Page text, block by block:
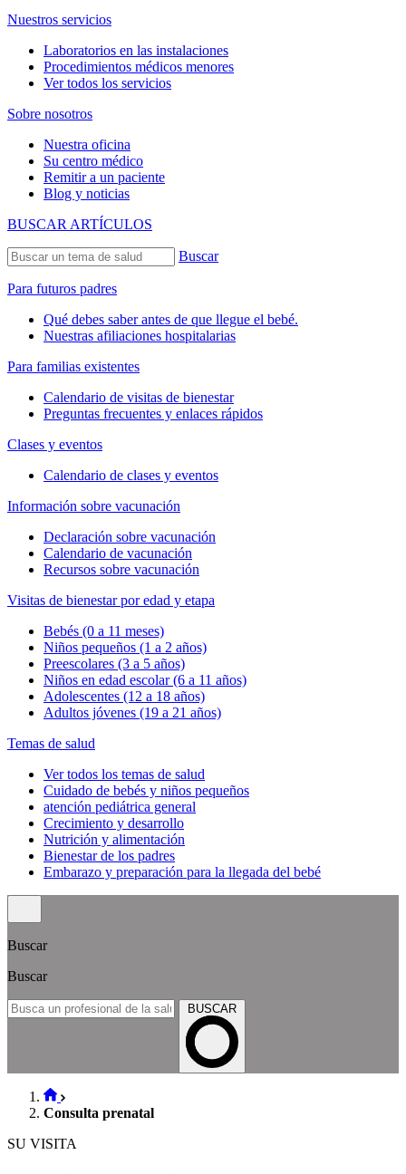
Nuestros servicios
Laboratorios en las instalaciones
Procedimientos médicos menores
Ver todos los servicios
Sobre nosotros
Nuestra oficina
Su centro médico
Remitir a un paciente
Blog y noticias
BUSCAR ARTÍCULOS
Buscar
Para futuros padres
Qué debes saber antes de que llegue el bebé.
Nuestras afiliaciones hospitalarias
Para familias existentes
Calendario de visitas de bienestar
Preguntas frecuentes y enlaces rápidos
Clases y eventos
Calendario de clases y eventos
Información sobre vacunación
Declaración sobre vacunación
Calendario de vacunación
Recursos sobre vacunación
Visitas de bienestar por edad y etapa
Bebés (0 a 11 meses)
Niños pequeños (1 a 2 años)
Preescolares (3 a 5 años)
Niños en edad escolar (6 a 11 años)
Adolescentes (12 a 18 años)
Adultos jóvenes (19 a 21 años)
Temas de salud
Ver todos los temas de salud
Cuidado de bebés y niños pequeños
atención pediátrica general
Crecimiento y desarrollo
Nutrición y alimentación
Bienestar de los padres
Embarazo y preparación para la llegada del bebé
Buscar
Buscar
BUSCAR
Consulta prenatal
SU VISITA